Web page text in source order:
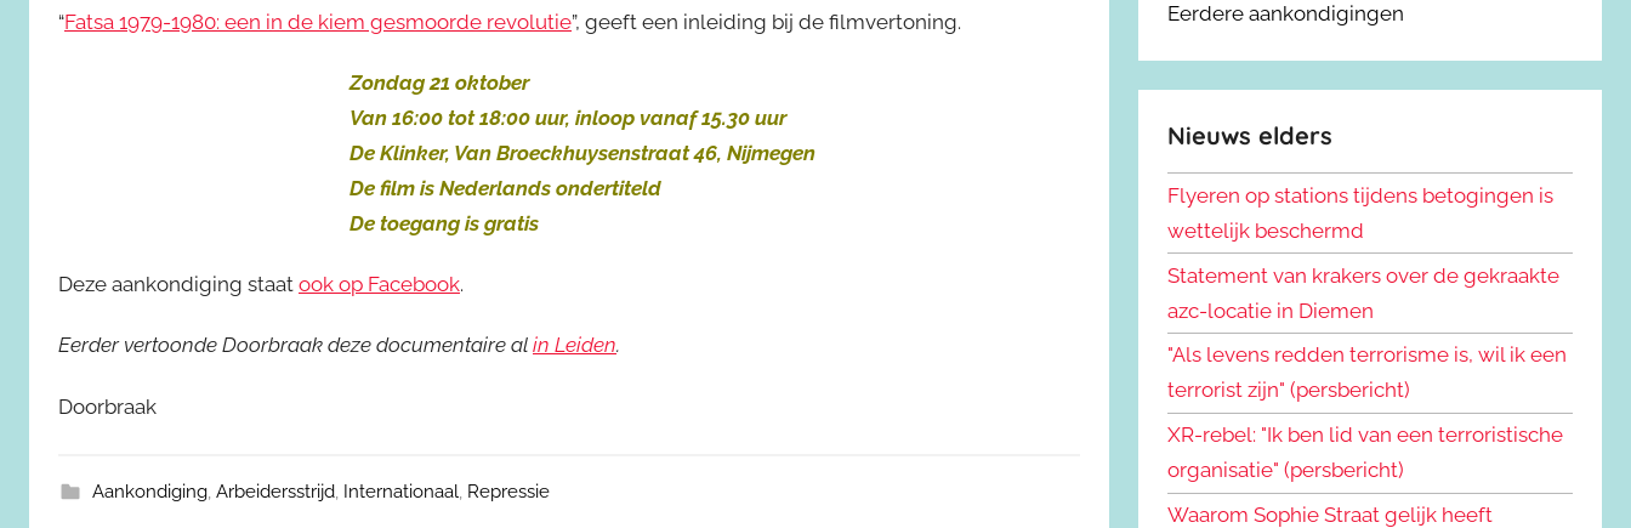
“Fatsa 1979-1980: een in de kiem gesmoorde revolutie”, geeft een inleiding bij de filmvertoning.
Zondag 21 oktober
Van 16:00 tot 18:00 uur, inloop vanaf 15.30 uur
De Klinker, Van Broeckhuysenstraat 46, Nijmegen
De film is Nederlands ondertiteld
De toegang is gratis
Deze aankondiging staat ook op Facebook.
Eerder vertoonde Doorbraak deze documentaire al in Leiden.
Doorbraak
Aankondiging, Arbeidersstrijd, Internationaal, Repressie
Eerdere aankondigingen
Nieuws elders
Flyeren op stations tijdens betogingen is
wettelijk beschermd
Statement van krakers over de gekraakte
azc-locatie in Diemen
"Als levens redden terrorisme is, wil ik een
terrorist zijn" (persbericht)
XR-rebel: "Ik ben lid van een terroristische
organisatie" (persbericht)
Waarom Sophie Straat gelijk heeft